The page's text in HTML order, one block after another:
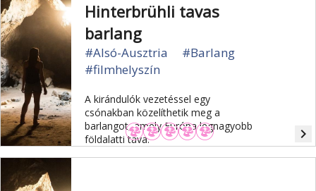
Hinterbrühli tavas
barlang
#Alsó-Ausztria
#Barlang
#filmhelyszín
A kirándulók vezetéssel egy
csónakban közelíthetik meg a
barlangot, amely Európa legnagyobb
földalatti tava.
navigate_next